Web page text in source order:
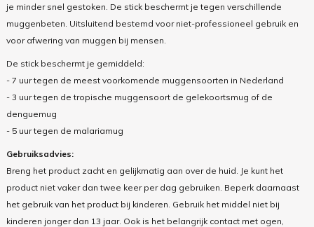
je minder snel gestoken. De stick beschermt je tegen verschillende
muggenbeten. Uitsluitend bestemd voor niet-professioneel gebruik en
voor afwering van muggen bij mensen.
De stick beschermt je gemiddeld:
- 7 uur tegen de meest voorkomende muggensoorten in Nederland
- 3 uur tegen de tropische muggensoort de gelekoortsmug of de
denguemug
- 5 uur tegen de malariamug
Gebruiksadvies:
Breng het product zacht en gelijkmatig aan over de huid. Je kunt het
product niet vaker dan twee keer per dag gebruiken. Beperk daarnaast
het gebruik van het product bij kinderen. Gebruik het middel niet bij
kinderen jonger dan 13 jaar. Ook is het belangrijk contact met ogen,